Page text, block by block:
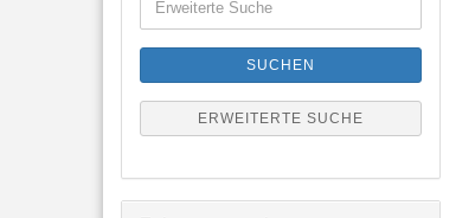
Suche
SUCHEN
ERWEITERTE SUCHE